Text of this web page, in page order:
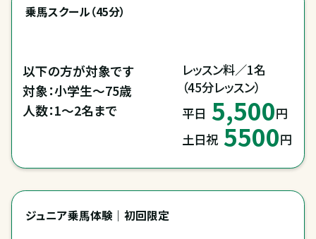
乗馬スクール（45分）
以下の方が対象です
対象：小学生～75歳
人数：1～2名まで
レッスン料／1名
（45分レッスン）
平日 5,500円
土日祝 5500円
ジュニア乗馬体験｜初回限定